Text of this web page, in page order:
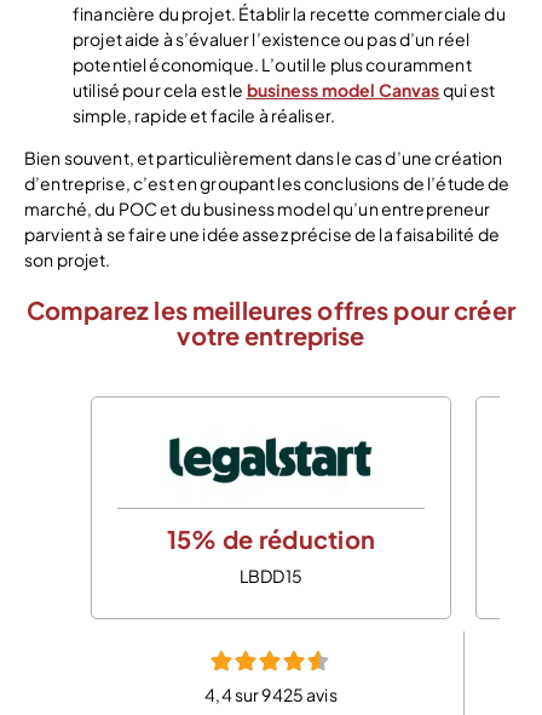
financière du projet. Établir la recette commerciale du
projet aide à s’évaluer l’existence ou pas d’un réel
potentiel économique. L’outil le plus couramment
utilisé pour cela est le business model Canvasqui est
simple, rapide et facile à réaliser.
Bien souvent, et particulièrement dans le cas d’une création
d’entreprise, c’est en groupant les conclusions de l’étude de
marché, du POC et du business model qu’un entrepreneur
parvient à se faire une idée assez précise de la faisabilité de
son projet.
Comparez les meilleures offres pour créer
votre entreprise
15% de réduction
LBDD15
4,4 sur 9425 avis